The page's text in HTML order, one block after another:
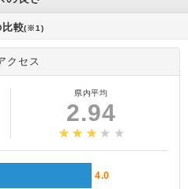
比較(※1)
クセス
県内平均
2.94
4.0